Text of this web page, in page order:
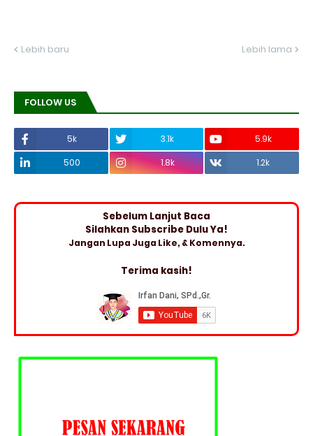
Lebih baru Lebih lama
FOLLOW US
5k 3.1k
5.9k
500
1.8k 1.2k
Sebelum Lanjut Baca
Silahkan Subscribe Dulu Ya!
Jangan Lupa Juga Like, & Komennya.
Terima kasih!